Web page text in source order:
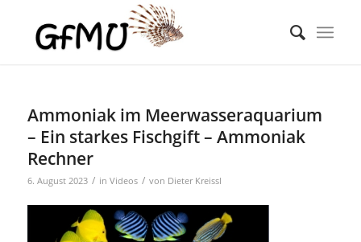
Ammoniak im Meerwasseraquarium
– Ein starkes Fischgift – Ammoniak
Rechner
6. August 2023 / in Videos / von Dieter Kreissl